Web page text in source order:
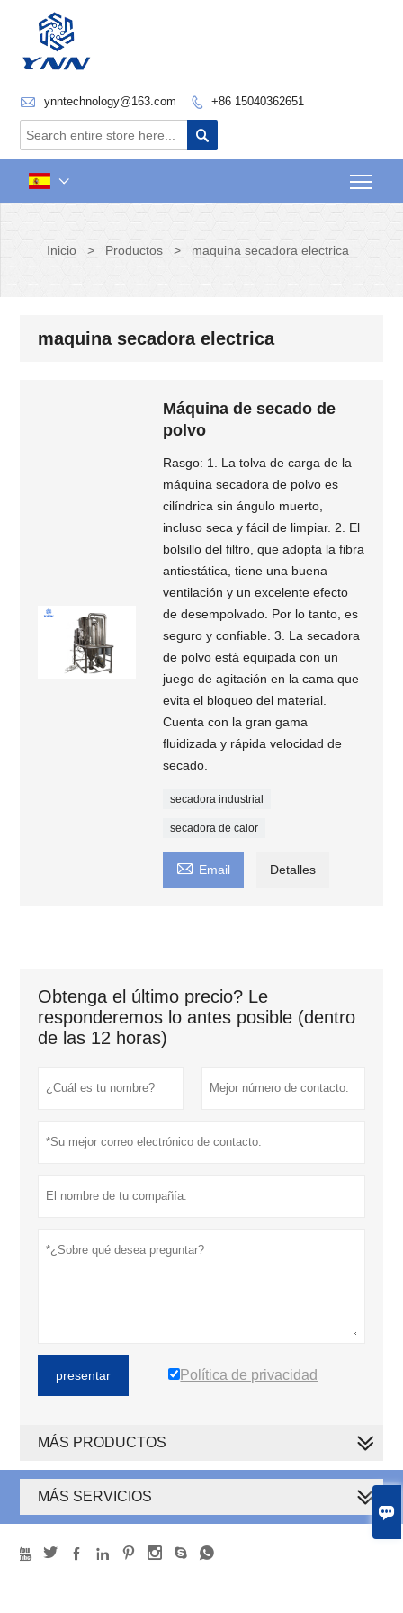

 ynntechnology@163.com  +86 15040362651


Inicio > Productos > maquina secadora electrica
maquina secadora electrica
Máquina de secado de
polvo
Rasgo: 1. La tolva de carga de la
máquina secadora de polvo es
cilíndrica sin ángulo muerto,
incluso seca y fácil de limpiar. 2. El
bolsillo del filtro, que adopta la fibra
antiestática, tiene una buena
ventilación y un excelente efecto
de desempolvado. Por lo tanto, es
seguro y confiable. 3. La secadora
de polvo está equipada con un
juego de agitación en la cama que
evita el bloqueo del material.
Cuenta con la gran gama
fluidizada y rápida velocidad de
secado.
secadora industrial
secadora de calor
 Email Detalles
Obtenga el último precio? Le
responderemos lo antes posible (dentro
de las 12 horas)
presentar Política de privacidad
MÁS PRODUCTOS
MÁS SERVICIOS
       